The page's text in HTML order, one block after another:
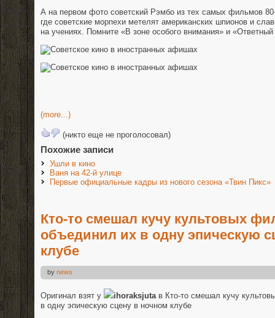
А на первом фото советский Рэмбо из тех самых фильмов
где советские морпехи метелят американских шпионов и
на учениях. Помните «В зоне особого внимания» и
(more...)
(никто еще не проголосовал)
Похожие записи
Ушли в кино
Ваня на 42-й улице
Первые официальные кадры из нового сезона «Твин Пикс»
Кто-то смешал кучу культовых
объединил их в одну эпическую
клубе
by news
Оригинал взят у ihoraksjutaв Кто-то смешал кучу
в одну эпическую сцену в ночном клубе